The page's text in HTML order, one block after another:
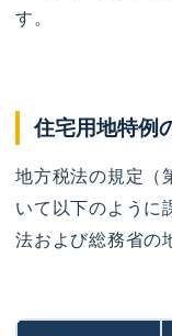
す。
住宅用地特例
地方税法の規定（
いて以下のように
法および総務省の